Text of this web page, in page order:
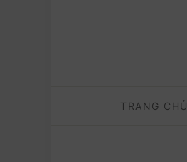
TRANG CHỦ